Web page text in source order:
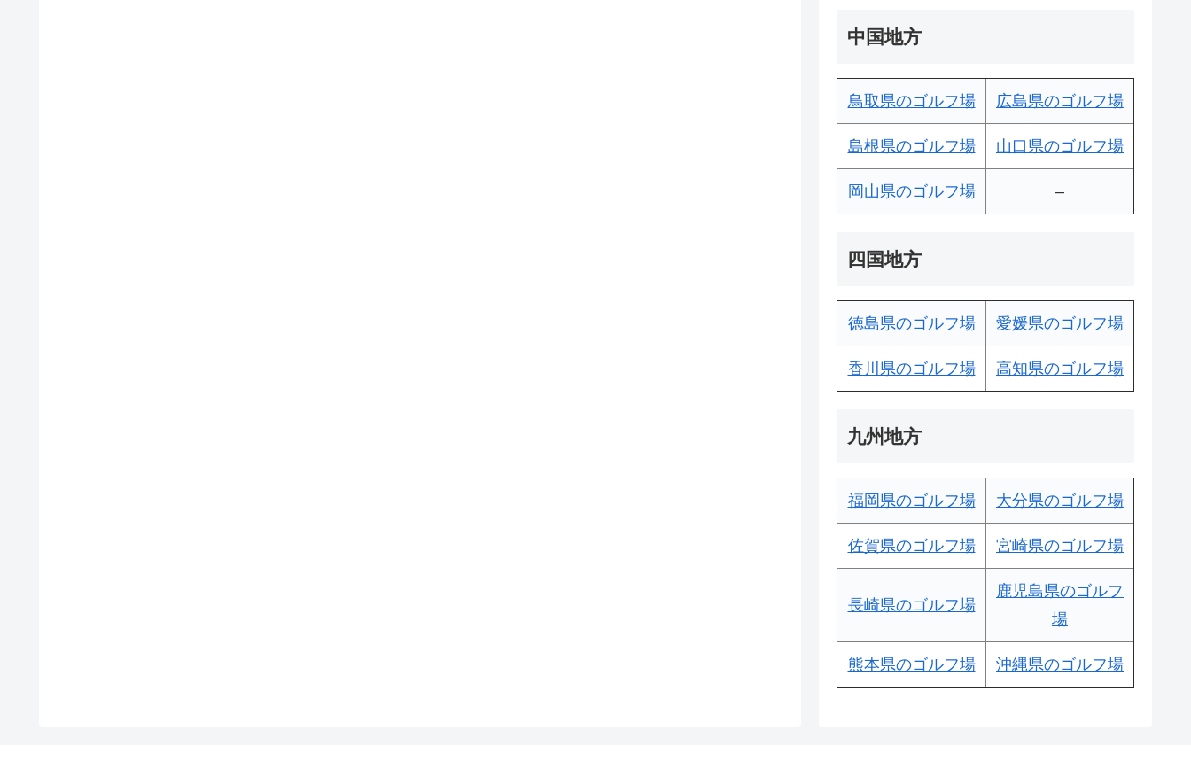
中国地方
鳥取県のゴルフ場 広島県のゴルフ場
島根県のゴルフ場 山口県のゴルフ場
岡山県のゴルフ場 –
四国地方
徳島県のゴルフ場 愛媛県のゴルフ場
香川県のゴルフ場 高知県のゴルフ場
九州地方
福岡県のゴルフ場 大分県のゴルフ場
佐賀県のゴルフ場 宮崎県のゴルフ場
長崎県のゴルフ場
鹿児島県のゴルフ
場
熊本県のゴルフ場 沖縄県のゴルフ場